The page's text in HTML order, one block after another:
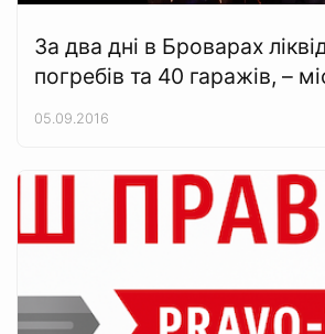
За два дні в Броварах
погребів та 40 гаражів, –
05.09.2016